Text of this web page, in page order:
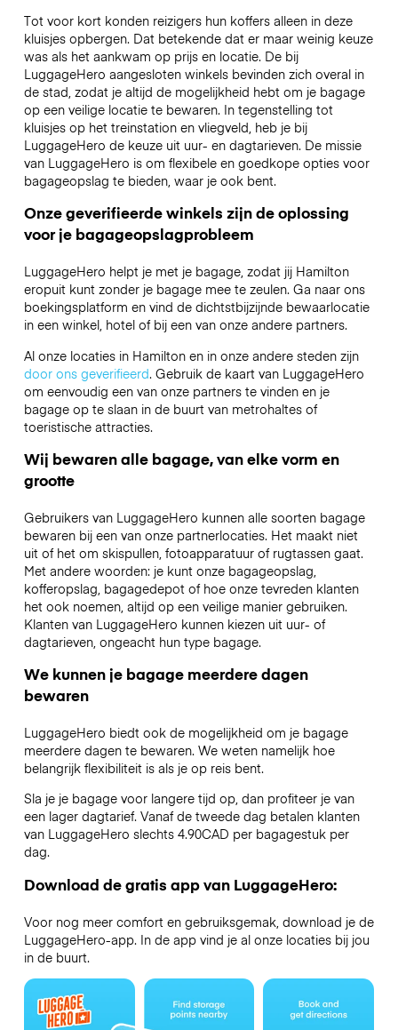
Tot voor kort konden reizigers hun koffers alleen in deze
kluisjes opbergen. Dat betekende dat er maar weinig keuze
was als het aankwam op prijs en locatie. De bij
LuggageHero aangesloten winkels bevinden zich overal in
de stad, zodat je altijd de mogelijkheid hebt om je bagage
op een veilige locatie te bewaren. In tegenstelling tot
kluisjes op het treinstation en vliegveld, heb je bij
LuggageHero de keuze uit uur- en dagtarieven. De missie
van LuggageHero is om flexibele en goedkope opties voor
bagageopslag te bieden, waar je ook bent.
Onze geverifieerde winkels zijn de oplossing
voor je bagageopslagprobleem
LuggageHero helpt je met je bagage, zodat jij Hamilton
eropuit kunt zonder je bagage mee te zeulen. Ga naar ons
boekingsplatform en vind de dichtstbijzijnde bewaarlocatie
in een winkel, hotel of bij een van onze andere partners.
Al onze locaties in Hamilton en in onze andere steden zijn
door ons geverifieerd. Gebruik de kaart van LuggageHero
om eenvoudig een van onze partners te vinden en je
bagage op te slaan in de buurt van metrohaltes of
toeristische attracties.
Wij bewaren alle bagage, van elke vorm en
grootte
Gebruikers van LuggageHero kunnen alle soorten bagage
bewaren bij een van onze partnerlocaties. Het maakt niet
uit of het om skispullen, fotoapparatuur of rugtassen gaat.
Met andere woorden: je kunt onze bagageopslag,
kofferopslag, bagagedepot of hoe onze tevreden klanten
het ook noemen, altijd op een veilige manier gebruiken.
Klanten van LuggageHero kunnen kiezen uit uur- of
dagtarieven, ongeacht hun type bagage.
We kunnen je bagage meerdere dagen
bewaren
LuggageHero biedt ook de mogelijkheid om je bagage
meerdere dagen te bewaren. We weten namelijk hoe
belangrijk flexibiliteit is als je op reis bent.
Sla je je bagage voor langere tijd op, dan profiteer je van
een lager dagtarief. Vanaf de tweede dag betalen klanten
van LuggageHero slechts 4.90CAD per bagagestuk per
dag.
Download de gratis app van LuggageHero:
Voor nog meer comfort en gebruiksgemak, download je de
LuggageHero-app. In de app vind je al onze locaties bij jou
in de buurt.